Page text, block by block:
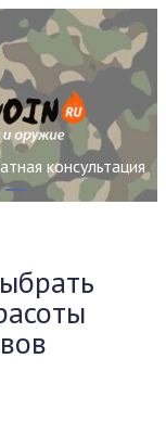
консультация